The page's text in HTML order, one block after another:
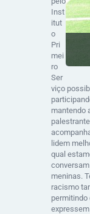
Inst
itut
o
Pri
mei
ro
Ser
viço
mantendo
lidem
qual
meninas.
racismo
permitindo